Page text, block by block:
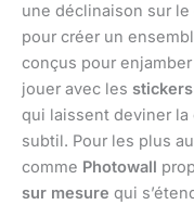
une déclinaison sur le
pour créer un
conçus pour
jouer avec les
qui laissent deviner
subtil. Pour les plus
comme Photowall
sur mesure qui